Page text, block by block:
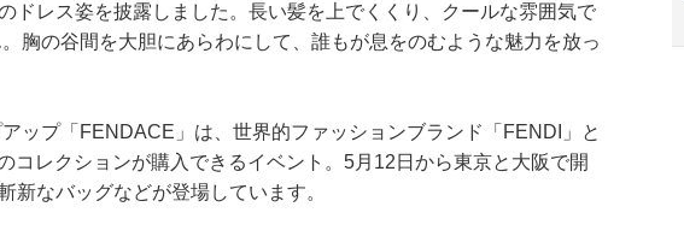
ドレス姿を披露しました。長い髪を上でくくり、クールな雰囲気で
胸の谷間を大胆にあらわにして、誰もが息をのむような魅力を放っ
ップ「FENDACE」は、世界的ファッションブランド「FENDI」と
コレクションが購入できるイベント。5月12日から東京と大阪で開
新なバッグなどが登場しています。